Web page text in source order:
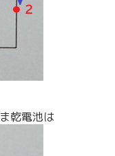
乾電池は